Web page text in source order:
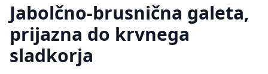
Jabolčno-brusnična galeta,
prijazna do krvnega
sladkorja